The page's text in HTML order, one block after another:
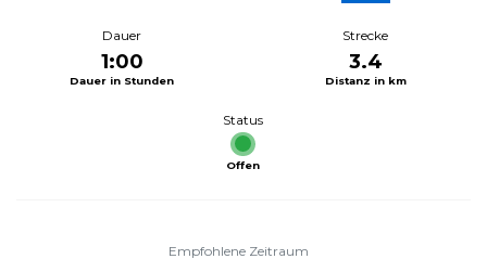
Dauer
1:00
Dauer in Stunden
Strecke
3.4
Distanz in km
Status
Offen
Empfohlene Zeitraum